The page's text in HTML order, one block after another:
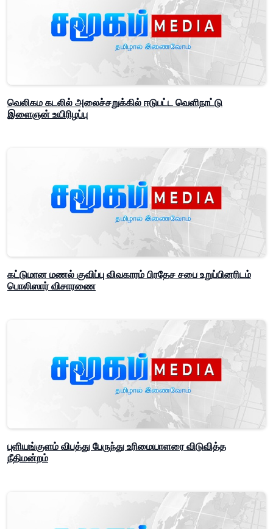
வெலிகம கடலில் அலைச்சறுக்கில் ஈடுபட்ட வெளிநாட்டு
இளைஞன் உயிரிழப்பு
கட்டுமான மணல் குவிப்பு விவகாரம் பிரதேச சபை உறுப்பினரிடம்
பொலிஸார் விசாரணை
புளியங்குளம் விபத்து பேருந்து உரிமையாளரை விடுவித்த
நீதிமன்றம்